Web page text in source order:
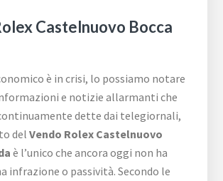
Castelnuovo Bocca
è in crisi, lo possiamo notare
e notizie allarmanti che
dette dai telegiornali,
delVendo Rolex Castelnuovo
è l’unico che ancora oggi non ha
infrazione o passività. Secondo le